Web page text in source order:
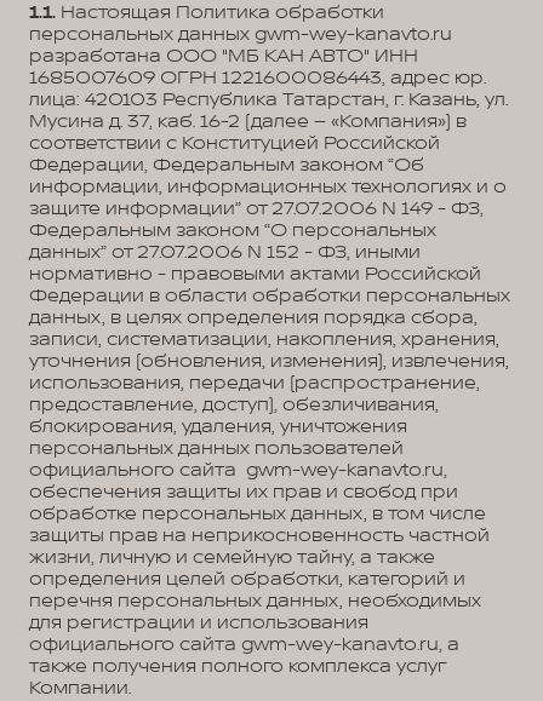
1.1. Настоящая Политика обработки
персональных данных gwm-wey-kanavto.ru
разработана ООО "МБ КАН АВТО" ИНН
1685007609 ОГРН 1221600086443, адрес юр.
лица: 420103 Республика Татарстан, г. Казань, ул.
Мусина д. 37, каб. 16-2 (далее – «Компания») в
соответствии с Конституцией Российской
Федерации, Федеральным законом “Об
информации, информационных технологиях и о
защите информации” от 27.07.2006 N 149 - ФЗ,
Федеральным законом “О персональных
данных” от 27.07.2006 N 152 - ФЗ, иными
нормативно - правовыми актами Российской
Федерации в области обработки персональных
данных, в целях определения порядка сбора,
записи, систематизации, накопления, хранения,
уточнения (обновления, изменения), извлечения,
использования, передачи (распространение,
предоставление, доступ), обезличивания,
блокирования, удаления, уничтожения
персональных данных пользователей
официального сайта gwm-wey-kanavto.ru,
обеспечения защиты их прав и свобод при
обработке персональных данных, в том числе
защиты прав на неприкосновенность частной
жизни, личную и семейную тайну, а также
определения целей обработки, категорий и
перечня персональных данных, необходимых
для регистрации и использования
официального сайта gwm-wey-kanavto.ru, а
также получения полного комплекса услуг
Компании.